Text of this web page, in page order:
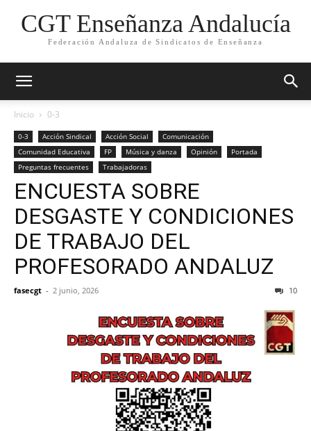
CGT Enseñanza Andalucía
Federación Andaluza de Sindicatos de Enseñanza
Inicio 0-3
0-3 Acción Sindical Acción Social
Comunicación
Comunidad Educativa
FP Música y danza Opinión
Portada
Preguntas frecuentes
Trabajadoras
ENCUESTA SOBRE
DESGASTE Y CONDICIONES
DE TRABAJO DEL
PROFESORADO ANDALUZ
fasecgt - 2 junio, 2026 10